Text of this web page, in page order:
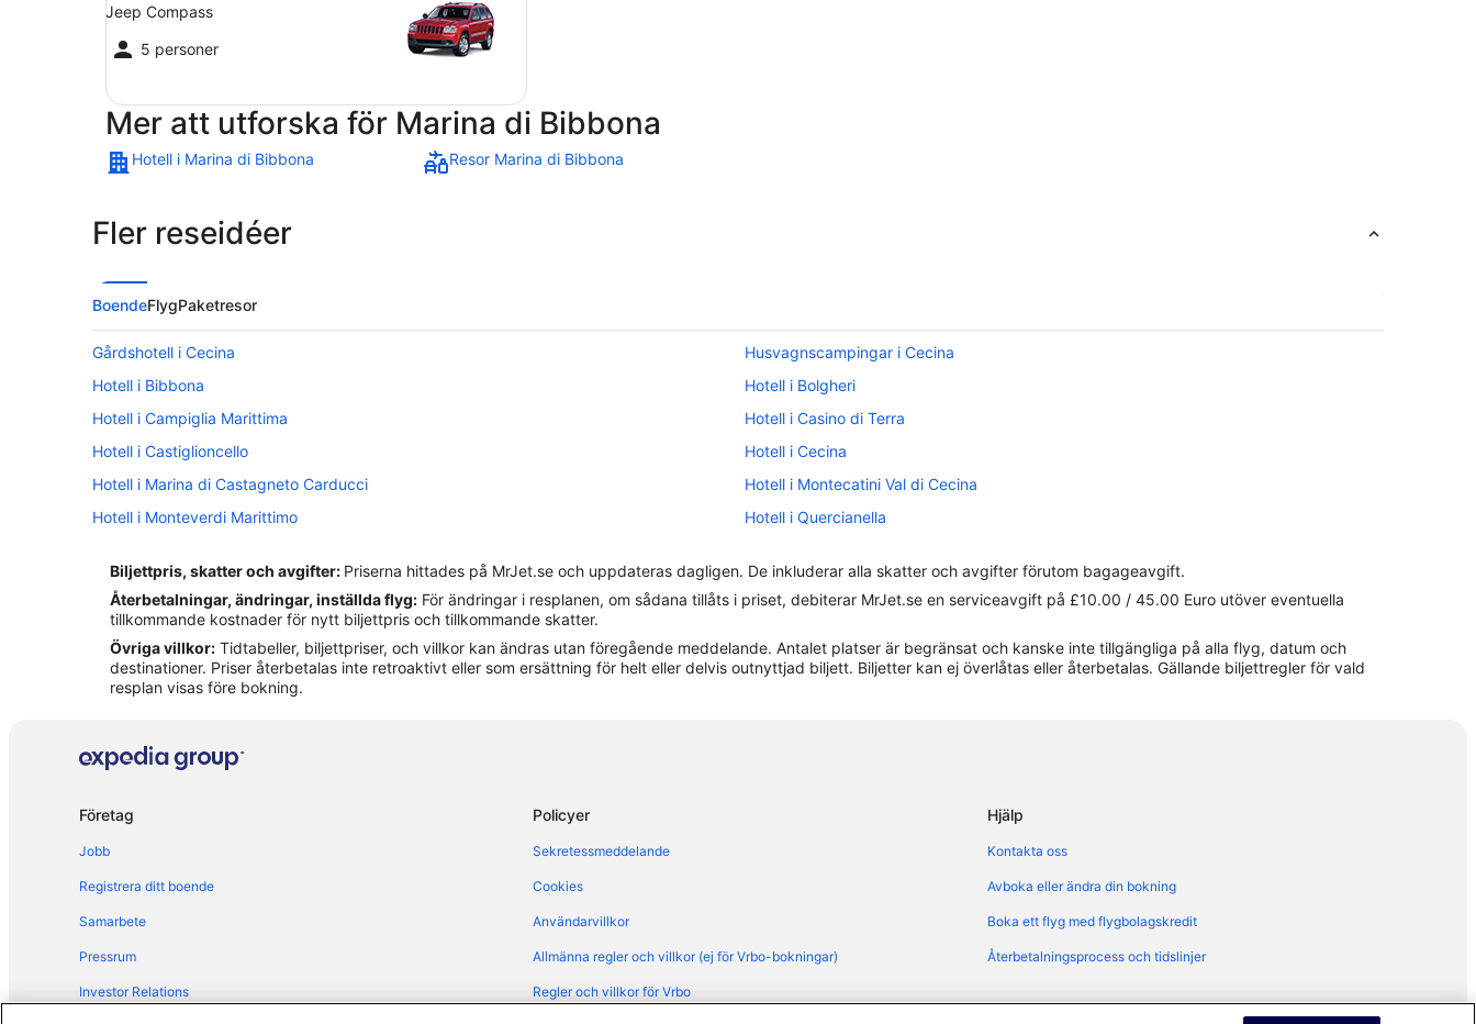
Jeep Compass
5 personer
Mer att utforska för Marina di Bibbona
Hotell i Marina di Bibbona Resor Marina di Bibbona
Fler reseidéer
BoendeFlygPaketresor
Gårdshotell i Cecina
Husvagnscampingar i Cecina
Hotell i Bibbona
Hotell i Bolgheri
Hotell i Campiglia Marittima
Hotell i Casino di Terra
Hotell i Castiglioncello
Hotell i Cecina
Hotell i Marina di Castagneto Carducci
Hotell i Montecatini Val di Cecina
Hotell i Monteverdi Marittimo
Hotell i Quercianella
Hotell i San Vincenzo
Hotell i Santa Luce
Hotell i Sassetta
Biljettpris, skatter och avgifter: Priserna hittades på MrJet.se och uppdateras dagligen. De inkluderar alla skatter och avgifter förutom bagageavgift.
Återbetalningar, ändringar, inställda flyg: För ändringar i resplanen, om sådana tillåts i priset, debiterar MrJet.se en serviceavgift på £10.00 / 45.00 Euro utöver eventuella
tillkommande kostnader för nytt biljettpris och tillkommande skatter.
Övriga villkor: Tidtabeller, biljettpriser, och villkor kan ändras utan föregående meddelande. Antalet platser är begränsat och kanske inte tillgängliga på alla flyg, datum och
destinationer. Priser återbetalas inte retroaktivt eller som ersättning för helt eller delvis outnyttjad biljett. Biljetter kan ej överlåtas eller återbetalas. Gällande biljettregler för vald
resplan visas före bokning.
Företag
Jobb
Registrera ditt boende
Samarbete
Pressrum
Investor Relations
Policyer
Sekretessmeddelande
Cookies
Användarvillkor
Allmänna regler och villkor (ej för Vrbo-bokningar)
Regler och villkor för Vrbo
Hjälp
Kontakta oss
Avboka eller ändra din bokning
Boka ett flyg med flygbolagskredit
Återbetalningsprocess och tidslinjer